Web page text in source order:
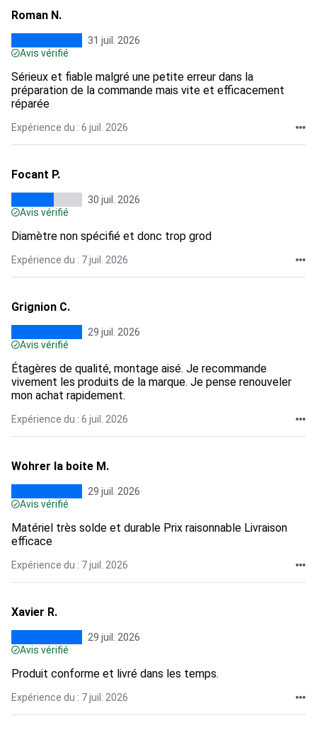
Roman N.
31 juil. 2026
Avis vérifié
Sérieux et fiable malgré une petite erreur dans la
préparation de la commande mais vite et efficacement
réparée
Expérience du : 6 juil. 2026
Focant P.
30 juil. 2026
Avis vérifié
Diamètre non spécifié et donc trop grod
Expérience du : 7 juil. 2026
Grignion C.
29 juil. 2026
Avis vérifié
Étagères de qualité, montage aisé. Je recommande
vivement les produits de la marque. Je pense renouveler
mon achat rapidement.
Expérience du : 6 juil. 2026
Wohrer la boite M.
29 juil. 2026
Avis vérifié
Matériel très solde et durable Prix raisonnable Livraison
efficace
Expérience du : 7 juil. 2026
Xavier R.
29 juil. 2026
Avis vérifié
Produit conforme et livré dans les temps.
Expérience du : 7 juil. 2026